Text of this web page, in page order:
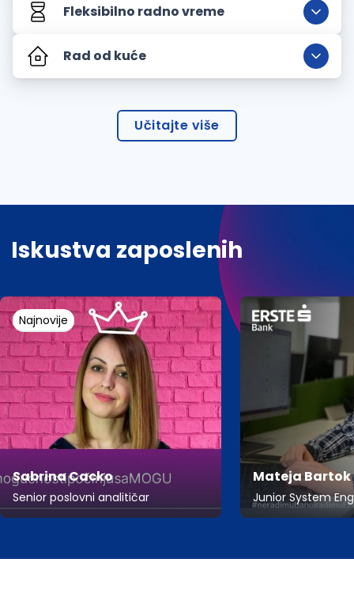
Fleksibilno radno vreme
Rad od kuće
Učitajte više
Iskustva zaposlenih
Najnovije
Sabrina Cacko
Senior poslovni analitičar
Mateja Bartok
Junior System